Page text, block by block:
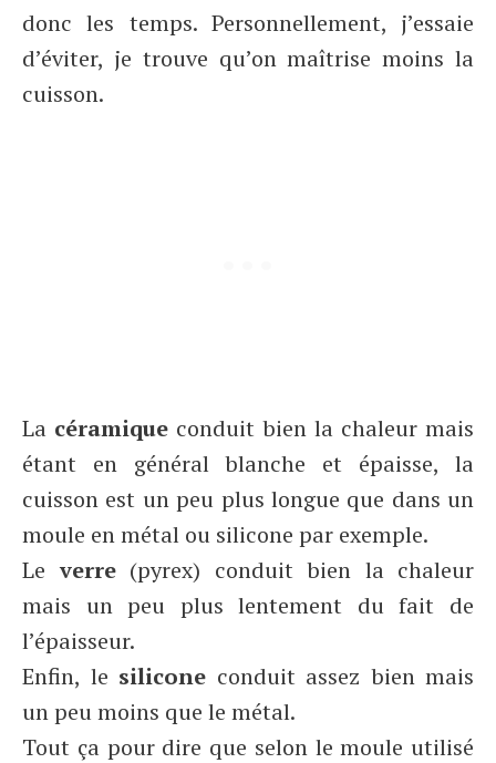
donc les temps. Personnellement, j’essaie
d’éviter, je trouve qu’on maîtrise moins la
cuisson.
La céramique conduit bien la chaleur mais
étant en général blanche et épaisse, la
cuisson est un peu plus longue que dans un
moule en métal ou silicone par exemple.
Leverre(pyrex) conduit bien la chaleur
mais un peu plus lentement du fait de
l’épaisseur.
Enfin, le silicone conduit assez bien mais
un peu moins que le métal.
Tout ça pour dire que selon le moule utilisé